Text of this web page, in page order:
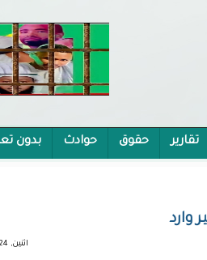
تقارير حقوق حوادث بدون
وارد
اثنين, 04/11/2024 - 21:58